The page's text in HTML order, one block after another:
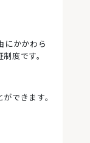
にかかわら
度です。
できます。